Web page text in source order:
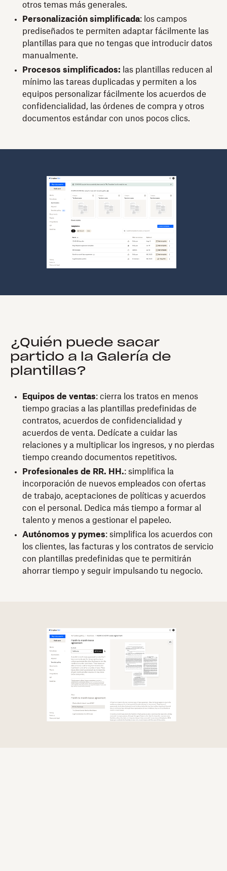
otros temas más generales.
Personalización simplificada: los campos
prediseñados te permiten adaptar fácilmente las
plantillas para que no tengas que introducir datos
manualmente.
Procesos simplificados: las plantillas reducen al
mínimo las tareas duplicadas y permiten a los
equipos personalizar fácilmente los acuerdos de
confidencialidad, las órdenes de compra y otros
documentos estándar con unos pocos clics.
¿Quién puede sacar
partido a la Galería de
plantillas?
Equipos de ventas: cierra los tratos en menos
tiempo gracias a las plantillas predefinidas de
contratos, acuerdos de confidencialidad y
acuerdos de venta. Dedícate a cuidar las
relaciones y a multiplicar los ingresos, y no pierdas
tiempo creando documentos repetitivos.
Profesionales de RR. HH.: simplifica la
incorporación de nuevos empleados con ofertas
de trabajo, aceptaciones de políticas y acuerdos
con el personal. Dedica más tiempo a formar al
talento y menos a gestionar el papeleo.
Autónomos y pymes: simplifica los acuerdos con
los clientes, las facturas y los contratos de servicio
con plantillas predefinidas que te permitirán
ahorrar tiempo y seguir impulsando tu negocio.